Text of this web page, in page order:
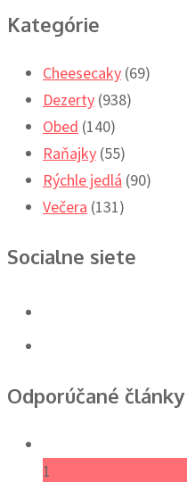
Kategórie
Cheesecaky (69)
Dezerty (938)
Obed (140)
Raňajky (55)
Rýchle jedlá (90)
Večera (131)
Socialne siete
Odporúčané články
1